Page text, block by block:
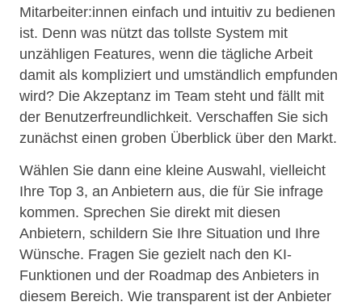
Mitarbeiter:innen einfach und intuitiv zu bedienen
ist. Denn was nützt das tollste System mit
unzähligen Features, wenn die tägliche Arbeit
damit als kompliziert und umständlich empfunden
wird? Die Akzeptanz im Team steht und fällt mit
der Benutzerfreundlichkeit. Verschaffen Sie sich
zunächst einen groben Überblick über den Markt.
Wählen Sie dann eine kleine Auswahl, vielleicht
Ihre Top 3, an Anbietern aus, die für Sie infrage
kommen. Sprechen Sie direkt mit diesen
Anbietern, schildern Sie Ihre Situation und Ihre
Wünsche. Fragen Sie gezielt nach den KI-
Funktionen und der Roadmap des Anbieters in
diesem Bereich. Wie transparent ist der Anbieter